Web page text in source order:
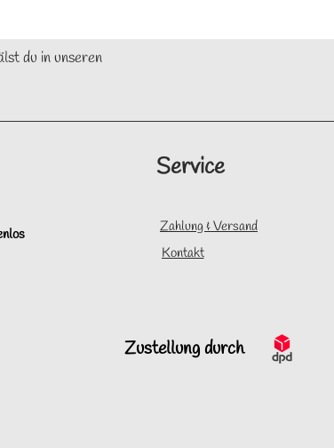
du in unseren
Service
Zahlung & Versand
Kontakt
Zustellung durch